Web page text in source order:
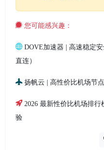
您可能感兴趣：
DOVE加速器 | 高速稳定
直连）
扬帆云 | 高性价比机场节
2026 最新性价比机场排
验